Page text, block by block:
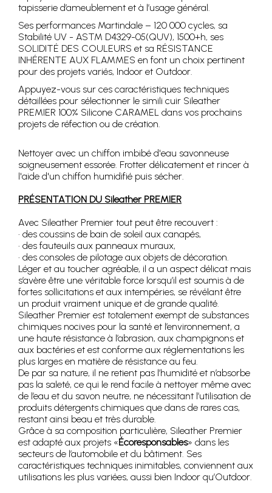
tapisserie d’ameublement et à l’usage général.
Ses performances Martindale – 120 000 cycles, sa
Stabilité UV - ASTM D4329-05(QUV), 1500+h, ses
SOLIDITÉ DES COULEURS et sa RÉSISTANCE
INHÉRENTE AUX FLAMMES en font un choix pertinent
pour des projets variés, Indoor et Outdoor.
Appuyez-vous sur ces caractéristiques techniques
détaillées pour sélectionner le simili cuir Sileather
PREMIER 100% Silicone CARAMEL dans vos prochains
projets de réfection ou de création.
Nettoyer avec un chiffon imbibé d'eau savonneuse
soigneusement essorée. Frotter délicatement et rincer à
l'aide d'un chiffon humidifié puis sécher.
PRÉSENTATION DU Sileather PREMIER
Avec Sileather Premier tout peut être recouvert :
• des coussins de bain de soleil aux canapés,
• des fauteuils aux panneaux muraux,
• des consoles de pilotage aux objets de décoration.
Léger et au toucher agréable, il a un aspect délicat mais
s’avère être une véritable force lorsqu’il est soumis à de
fortes sollicitations et aux intempéries, se révélant être
un produit vraiment unique et de grande qualité.
Sileather Premier est totalement exempt de substances
chimiques nocives pour la santé et l’environnement, a
une haute résistance à l’abrasion, aux champignons et
aux bactéries et est conforme aux réglementations les
plus larges en matière de résistance au feu.
De par sa nature, il ne retient pas l’humidité et n’absorbe
pas la saleté, ce qui le rend facile à nettoyer même avec
de l’eau et du savon neutre, ne nécessitant l’utilisation de
produits détergents chimiques que dans de rares cas,
restant ainsi beau et très durable.
Grâce à sa composition particulière, Sileather Premier
est adapté aux projets «Écoresponsables» dans les
secteurs de l’automobile et du bâtiment. Ses
caractéristiques techniques inimitables, conviennent aux
utilisations les plus variées, aussi bien Indoor qu’Outdoor.